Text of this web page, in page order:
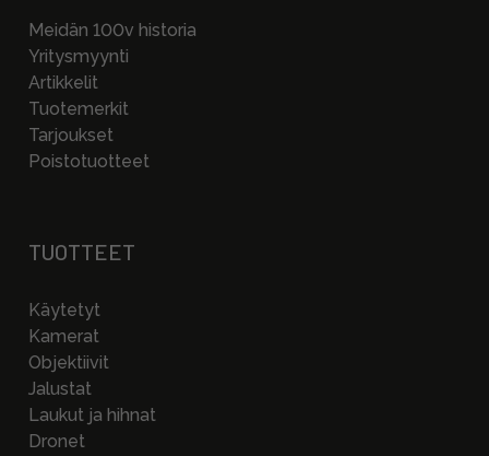
Meidän 100v historia
Yritysmyynti
Artikkelit
Tuotemerkit
Tarjoukset
Poistotuotteet
TUOTTEET
Käytetyt
Kamerat
Objektiivit
Jalustat
Laukut ja hihnat
Dronet